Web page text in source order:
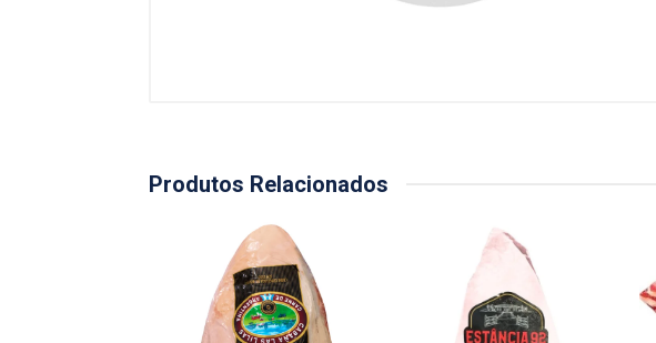
Produtos Relacionados